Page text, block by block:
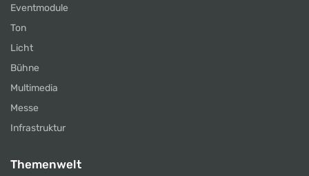
Eventmodule
Ton
Licht
Bühne
Multimedia
Messe
Infrastruktur
Themenwelt